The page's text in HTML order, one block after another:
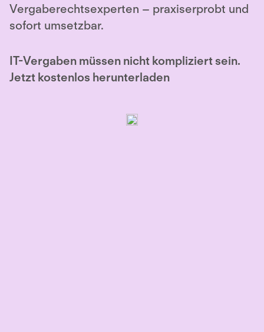
Vergaberechtsexperten – praxiserprobt und
sofort umsetzbar.
IT-Vergaben müssen nicht kompliziert sein.
Jetzt kostenlos herunterladen